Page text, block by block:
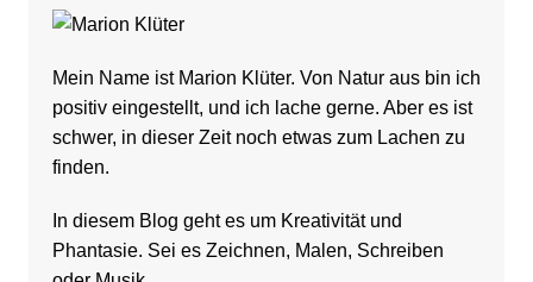
Mein Name ist Marion Klüter. Von Natur aus bin ich
positiv eingestellt, und ich lache gerne. Aber es ist
schwer, in dieser Zeit noch etwas zum Lachen zu
finden.
In diesem Blog geht es um Kreativität und
Phantasie. Sei es Zeichnen, Malen, Schreiben